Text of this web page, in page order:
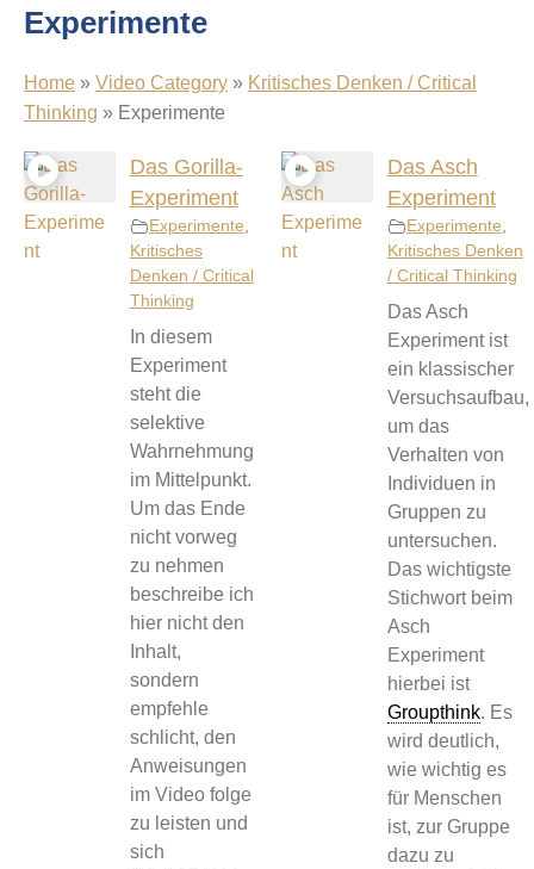
Experimente
Home » Video Category » Kritisches Denken / Critical
Thinking » Experimente
Das Gorilla-
Experiment
Experimente
Kritisches
Denken / Critical
Thinking
In diesem
Experiment
steht die
selektive
Wahrnehmung
im Mittelpunkt.
Um das Ende
nicht vorweg
zu nehmen
beschreibe ich
hier nicht den
Inhalt,
sondern
empfehle
schlicht, den
Anweisungen
im Video folge
zu leisten und
sich
Das Asch
Experiment
Experimente
Kritisches Denken
/ Critical Thinking
Das Asch
Experiment ist
ein klassischer
Versuchsaufbau,
um das
Verhalten von
Individuen in
Gruppen zu
untersuchen.
Das wichtigste
Stichwort beim
Asch
Experiment
hierbei ist
Groupthink. Es
wird deutlich,
wie wichtig es
für Menschen
ist, zur Gruppe
dazu zu